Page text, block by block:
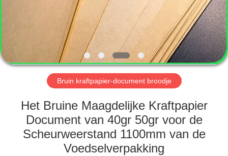
ONGEVEER
FABRIEKSREIS
KWALITEITSCONTROLE
CONTACTEER
Bruin kraftpapier-document broodje
Het Bruine Maagdelijke Kraftpapier
Document van 40gr 50gr voor de
Scheurweerstand 1100mm van de
Voedselverpakking